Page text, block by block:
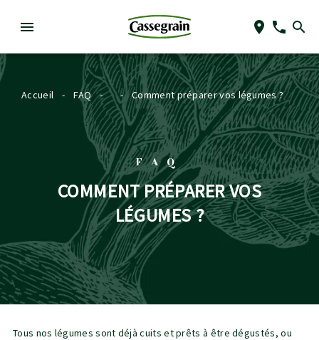
Accueil - FAQ - - Comment préparer vos légumes ?
FAQ
COMMENT PRÉPARER VOS
LÉGUMES ?
Tous nos légumes sont déjà cuits et prêts à être dégustés, ou